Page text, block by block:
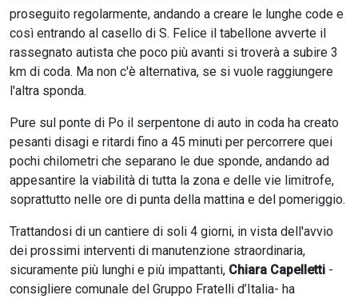
proseguito regolarmente, andando a creare le lunghe code e
così entrando al casello di S. Felice il tabellone avverte il
rassegnato autista che poco più avanti si troverà a subire 3
km di coda. Ma non c'è alternativa, se si vuole raggiungere
l'altra sponda.
Pure sul ponte di Po il serpentone di auto in coda ha creato
pesanti disagi e ritardi fino a 45 minuti per percorrere quei
pochi chilometri che separano le due sponde, andando ad
appesantire la viabilità di tutta la zona e delle vie limitrofe,
soprattutto nelle ore di punta della mattina e del pomeriggio.
Trattandosi di un cantiere di soli 4 giorni, in vista dell'avvio
dei prossimi interventi di manutenzione straordinaria,
sicuramente più lunghi e più impattanti, Chiara Capelletti -
consigliere comunale del Gruppo Fratelli d’Italia- ha